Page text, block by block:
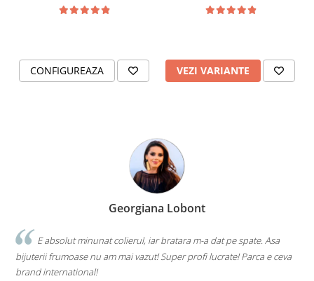
CONFIGUREAZA
Reglabila
VEZI VARIANTE
Georgiana Lobont
E absolut minunat colierul, iar bratara m-a dat pe spate. Asa
bijuterii frumoase nu am mai vazut! Super profi lucrate! Parca e ceva
brand international!